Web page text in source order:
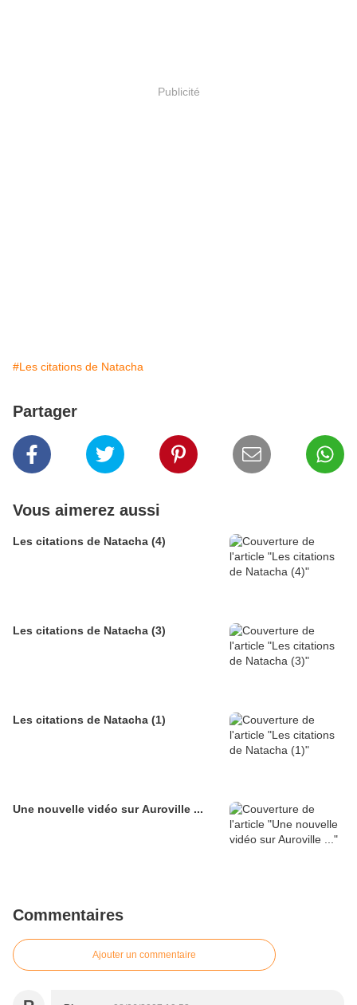
Publicité
#Les citations de Natacha
Partager
Vous aimerez aussi
Les citations de Natacha (4)
Les citations de Natacha (3)
Les citations de Natacha (1)
Une nouvelle vidéo sur Auroville ...
Commentaires
Ajouter un commentaire